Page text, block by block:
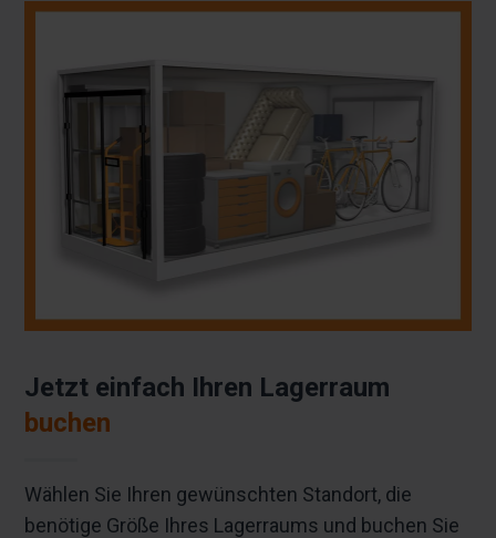
Jetzt einfach Ihren Lagerraum
buchen
Wählen Sie Ihren gewünschten Standort, die
benötige Größe Ihres Lagerraums und buchen Sie